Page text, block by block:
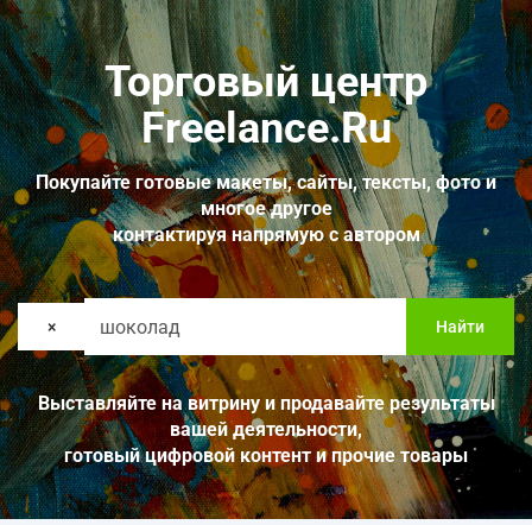
Торговый центр
Freelance.Ru
Покупайте готовые макеты, сайты, тексты, фото и
многое другое
контактируя напрямую с автором
× Найти
Выставляйте на витрину и продавайте результаты
вашей деятельности,
готовый цифровой контент и прочие товары